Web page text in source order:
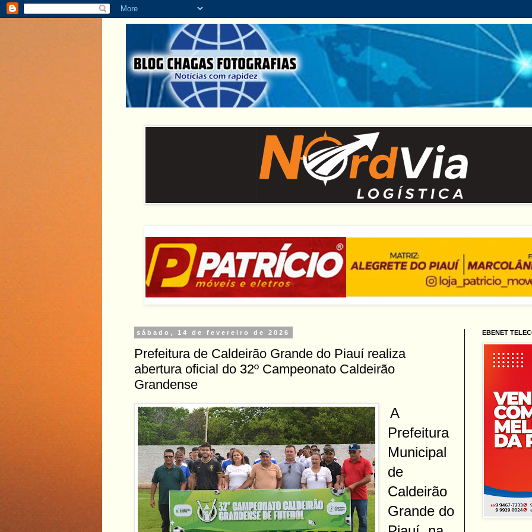
sábado, 14 de fevereiro de 2026
Prefeitura de Caldeirão Grande do Piauí realiza
abertura oficial do 32º Campeonato Caldeirão
Grandense
A
Prefeitura
Municipal
de
Caldeirão
Grande do
EBENET